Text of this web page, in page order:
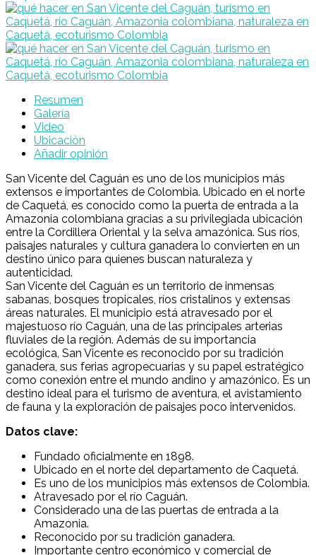
Resumen
Galería
Video
Ubicación
Añadir opinión
San Vicente del Caguán es uno de los municipios más
extensos e importantes de Colombia. Ubicado en el norte
de Caquetá, es conocido como la puerta de entrada a la
Amazonia colombiana gracias a su privilegiada ubicación
entre la Cordillera Oriental y la selva amazónica. Sus ríos,
paisajes naturales y cultura ganadera lo convierten en un
destino único para quienes buscan naturaleza y
autenticidad.
San Vicente del Caguán es un territorio de inmensas
sabanas, bosques tropicales, ríos cristalinos y extensas
áreas naturales. El municipio está atravesado por el
majestuoso río Caguán, una de las principales arterias
fluviales de la región. Además de su importancia
ecológica, San Vicente es reconocido por su tradición
ganadera, sus ferias agropecuarias y su papel estratégico
como conexión entre el mundo andino y amazónico. Es un
destino ideal para el turismo de aventura, el avistamiento
de fauna y la exploración de paisajes poco intervenidos.
Datos clave:
Fundado oficialmente en 1898.
Ubicado en el norte del departamento de Caquetá.
Es uno de los municipios más extensos de Colombia.
Atravesado por el río Caguán.
Considerado una de las puertas de entrada a la
Amazonia.
Reconocido por su tradición ganadera.
Importante centro económico y comercial de